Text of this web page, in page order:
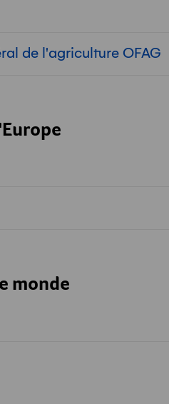
de l'agriculture OFAG
monde